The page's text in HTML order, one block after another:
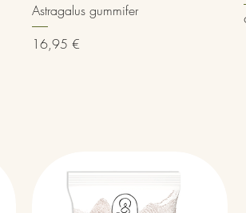
Astragalus gummifer
Precio
16,95 €